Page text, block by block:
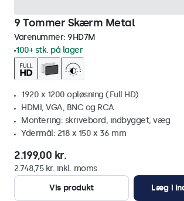
9 Tommer Skærm Metal
Varenummer: 9HD7M
100+ stk. på lager
1920 x 1200 opløsning (Full HD)
HDMI, VGA, BNC og RCA
Montering: skrivebord, indbygget, væg
Ydermål: 218 x 150 x 36 mm
2.199,00 kr.
2.748,75 kr. inkl. moms
Vis produkt
Læg i